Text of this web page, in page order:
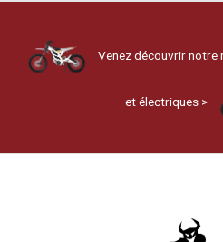
Venez découvrir notre
et électriques >